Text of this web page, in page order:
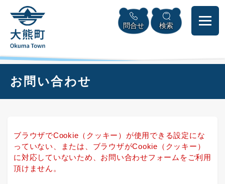
頭
メニューを飛ばして本文へ
問合せ 検索
お問い合わせ
ブラウザでCookie（クッキー）が使用できる設定にな
っていない、または、ブラウザがCookie（クッキー）
に対応していないため、お問い合わせフォームをご利用
頂けません。